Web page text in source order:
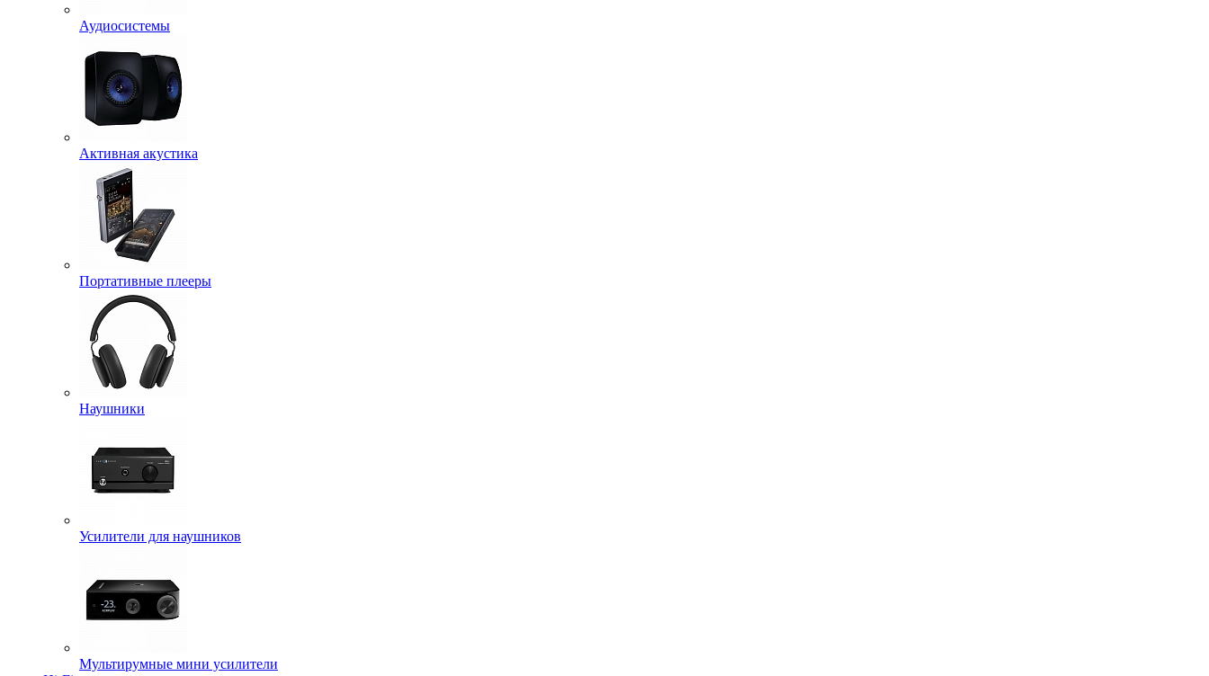
Аудиосистемы
Активная акустика
Портативные плееры
Наушники
Усилители для наушников
Мультирумные мини усилители